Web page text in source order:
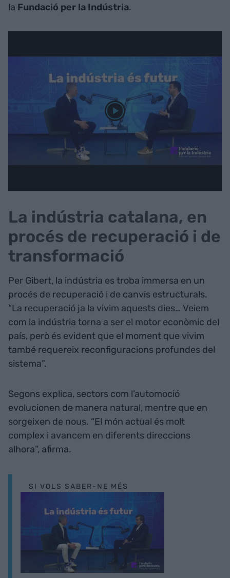
la Fundació per la Indústria.
La indústria catalana, en
procés de recuperació i de
transformació
Per Gibert, la indústria es troba immersa en un
procés de recuperació i de canvis estructurals.
“La recuperació ja la vivim aquests dies… Veiem
com la indústria torna a ser el motor econòmic del
país, però és evident que el moment que vivim
també requereix reconfiguracions profundes del
sistema”.
Segons explica, sectors com l’automoció
evolucionen de manera natural, mentre que en
sorgeixen de nous. “El món actual és molt
complex i avancem en diferents direccions
alhora”, afirma.
SI VOLS SABER-NE MÉS